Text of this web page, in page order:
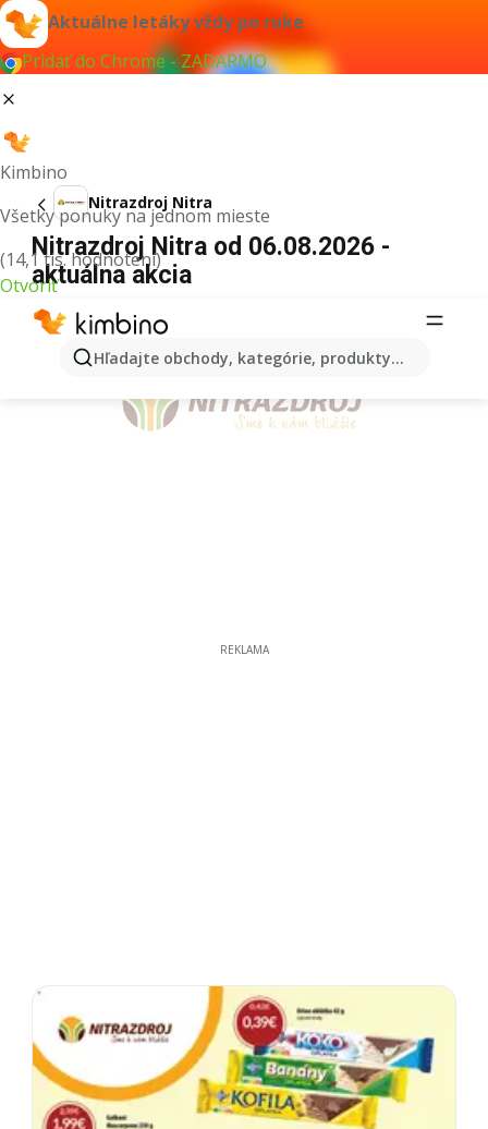
Aktuálne letáky vždy po ruke
Pridať do Chrome - ZADARMO
Kimbino
Všetky ponuky na jednom mieste
(14,1 tis. hodnotení)
Otvoriť
Hľadajte obchody, kategórie, produkty...
Nitrazdroj Nitra
Nitrazdroj Nitra od 06.08.2026 -
aktuálna akcia
REKLAMA